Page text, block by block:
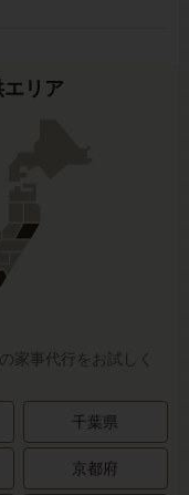
リア
家事代行をお試しく
千葉県
京都府